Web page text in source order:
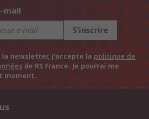
mail
S'inscrire
la newsletter, j'accepte la politique de
de RS France. Je pourrai me
moment.